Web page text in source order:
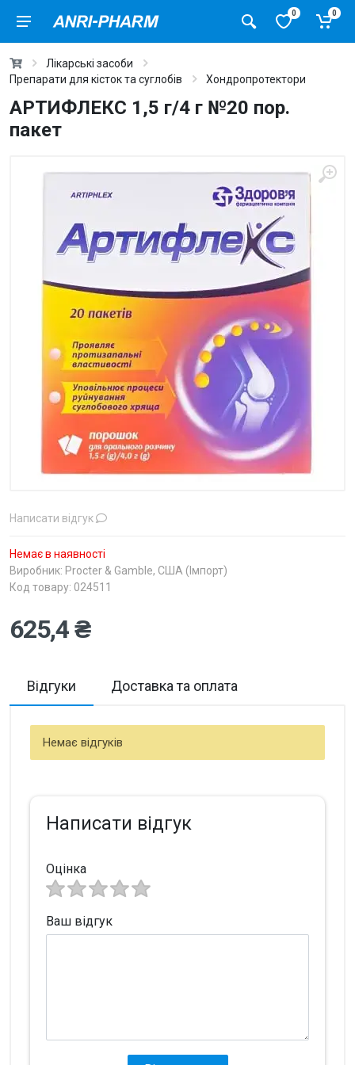
0 0
Лікарські засоби
Препарати для кісток та суглобів
Хондропротектори
АРТИФЛЕКС 1,5 г/4 г №20 пор.
пакет
Написати відгук
Немає в наявності
Виробник: Procter & Gamble, США (Імпорт)
Код товару: 024511
625,4 ₴
Відгуки Доставка та оплата
Немає відгуків
Написати відгук
Оцінка
Ваш відгук